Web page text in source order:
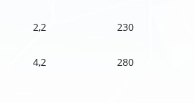
2,2 230
4,2 280